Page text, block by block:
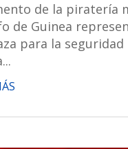
de la piratería
de Guinea
para la